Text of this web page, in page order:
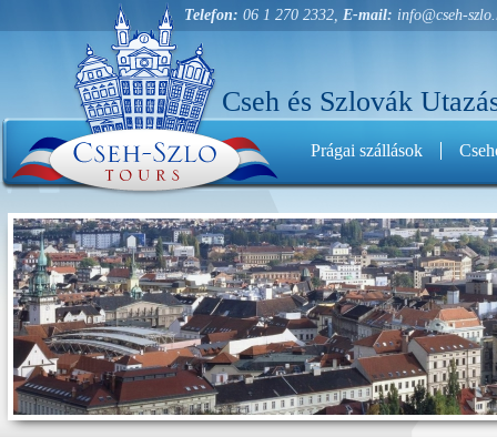
Telefon: 06 1 270 2332, E-mail: info@cseh-
Cseh és Szlovák
Prágai szállások